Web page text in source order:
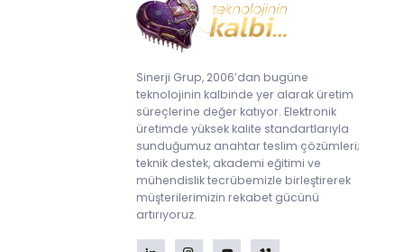
Lehimleme ile İlgili Test
Sistemleri
Krem Lehim Karıştırıcılar
Krem Lehim Saklama
Sinerji Grup, 2006’dan bugüne
teknolojinin kalbinde yer alarak üretim
süreçlerine değer katıyor. Elektronik
üretimde yüksek kalite standartlarıyla
sunduğumuz anahtar teslim çözümleri;
teknik destek, akademi eğitimi ve
mühendislik tecrübemizle birleştirerek
müşterilerimizin rekabet gücünü
artırıyoruz.